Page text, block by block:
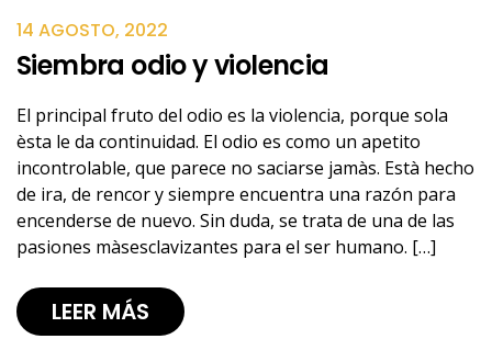
14 AGOSTO, 2022
Siembra odio y violencia
El principal fruto del odio es la violencia, porque sola
èsta le da continuidad. El odio es como un apetito
incontrolable, que parece no saciarse jamàs. Està hecho
de ira, de rencor y siempre encuentra una razón para
encenderse de nuevo. Sin duda, se trata de una de las
pasiones màsesclavizantes para el ser humano. […]
LEER MÁS